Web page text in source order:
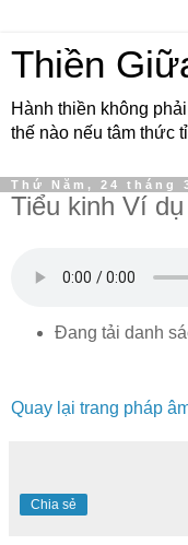
Thiền
Hành thiền không
thế nào nếu tâm thức
Thứ Năm, 24 tháng
Tiểu kinh Ví
Đang tải danh
Quay lại trang pháp
Chia sẻ